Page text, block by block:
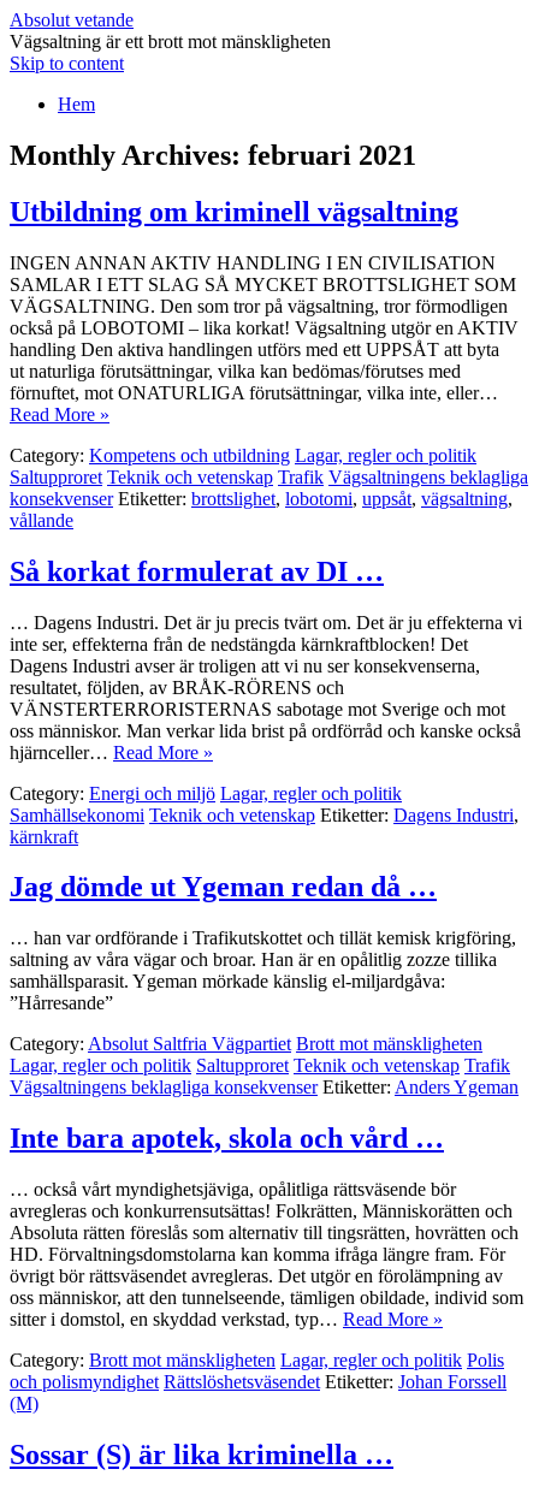
Absolut vetande
Vägsaltning är ett brott mot mänskligheten
Skip to content
Hem
Monthly Archives: februari 2021
Utbildning om kriminell vägsaltning
INGEN ANNAN AKTIV HANDLING I EN CIVILISATION
SAMLAR I ETT SLAG SÅ MYCKET BROTTSLIGHET SOM
VÄGSALTNING. Den som tror på vägsaltning, tror förmodligen
också på LOBOTOMI – lika korkat! Vägsaltning utgör en AKTIV
handling Den aktiva handlingen utförs med ett UPPSÅT att byta
ut naturliga förutsättningar, vilka kan bedömas/förutses med
förnuftet, mot ONATURLIGA förutsättningar, vilka inte, eller…
Read More »
Category: Kompetens och utbildning Lagar, regler och politik
Saltupproret Teknik och vetenskap Trafik Vägsaltningens beklagliga
konsekvenser Etiketter: brottslighet, lobotomi, uppsåt, vägsaltning,
vållande
Så korkat formulerat av DI …
… Dagens Industri. Det är ju precis tvärt om. Det är ju effekterna vi
inte ser, effekterna från de nedstängda kärnkraftblocken! Det
Dagens Industri avser är troligen att vi nu ser konsekvenserna,
resultatet, följden, av BRÅK-RÖRENS och
VÄNSTERTERRORISTERNAS sabotage mot Sverige och mot
oss människor. Man verkar lida brist på ordförråd och kanske också
hjärnceller… Read More »
Category: Energi och miljö Lagar, regler och politik
Samhällsekonomi Teknik och vetenskap Etiketter: Dagens Industri,
kärnkraft
Jag dömde ut Ygeman redan då …
… han var ordförande i Trafikutskottet och tillät kemisk krigföring,
saltning av våra vägar och broar. Han är en opålitlig zozze tillika
samhällsparasit. Ygeman mörkade känslig el-miljardgåva:
”Hårresande”
Category: Absolut Saltfria Vägpartiet Brott mot mänskligheten
Lagar, regler och politik Saltupproret Teknik och vetenskap Trafik
Vägsaltningens beklagliga konsekvenser Etiketter: Anders Ygeman
Inte bara apotek, skola och vård …
… också vårt myndighetsjäviga, opålitliga rättsväsende bör
avregleras och konkurrensutsättas! Folkrätten, Människorätten och
Absoluta rätten föreslås som alternativ till tingsrätten, hovrätten och
HD. Förvaltningsdomstolarna kan komma ifråga längre fram. För
övrigt bör rättsväsendet avregleras. Det utgör en förolämpning av
oss människor, att den tunnelseende, tämligen obildade, individ som
sitter i domstol, en skyddad verkstad, typ… Read More »
Category: Brott mot mänskligheten Lagar, regler och politik Polis
och polismyndighet Rättslöshetsväsendet Etiketter: Johan Forssell
(M)
Sossar (S) är lika kriminella …